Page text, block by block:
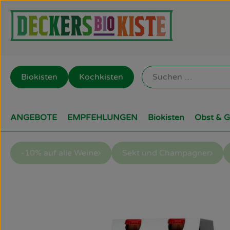
Biokisten Kochkisten
ANGEBOTE EMPFEHLUNGEN Biokisten Obst &
-10% auf alle Weine Sekt und Champagner